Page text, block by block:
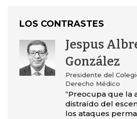
LOS CONTRASTES
Jespus
González
Presidente del
Derecho Médico
“Preocupa que la
distraído del
los ataques